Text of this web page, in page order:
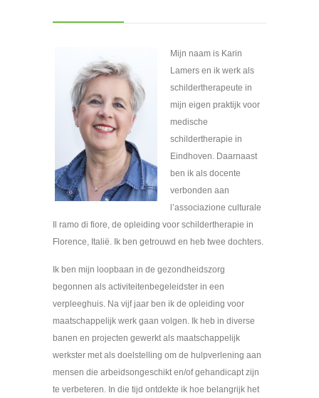
Mijn naam is Karin
Lamers en ik werk als
schildertherapeute in
mijn eigen praktijk voor
medische
schildertherapie in
Eindhoven. Daarnaast
ben ik als docente
verbonden aan
l’associazione culturale
Il ramo di fiore, de opleiding voor schildertherapie in
Florence, Italië. Ik ben getrouwd en heb twee dochters.
Ik ben mijn loopbaan in de gezondheidszorg
begonnen als activiteitenbegeleidster in een
verpleeghuis. Na vijf jaar ben ik de opleiding voor
maatschappelijk werk gaan volgen. Ik heb in diverse
banen en projecten gewerkt als maatschappelijk
werkster met als doelstelling om de hulpverlening aan
mensen die arbeidsongeschikt en/of gehandicapt zijn
te verbeteren. In die tijd ontdekte ik hoe belangrijk het